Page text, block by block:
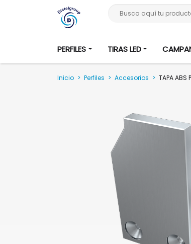
Busca aquí tu
PERFILES TIRAS LED
Inicio > Perfiles > Accesorios > TAPA ABS